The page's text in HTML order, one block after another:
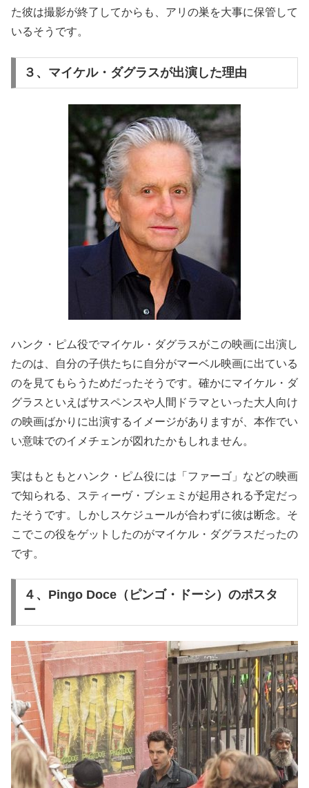
た彼は撮影が終了してからも、アリの巣を大事に保管して
いるそうです。
３、マイケル・ダグラスが出演した理由
ハンク・ピム役でマイケル・ダグラスがこの映画に出演し
たのは、自分の子供たちに自分がマーベル映画に出ている
のを見てもらうためだったそうです。確かにマイケル・ダ
グラスといえばサスペンスや人間ドラマといった大人向け
の映画ばかりに出演するイメージがありますが、本作でい
い意味でのイメチェンが図れたかもしれません。
実はもともとハンク・ピム役には「ファーゴ」などの映画
で知られる、スティーヴ・ブシェミが起用される予定だっ
たそうです。しかしスケジュールが合わずに彼は断念。そ
こでこの役をゲットしたのがマイケル・ダグラスだったの
です。
４、Pingo Doce（ピンゴ・ドーシ）のポスタ
ー